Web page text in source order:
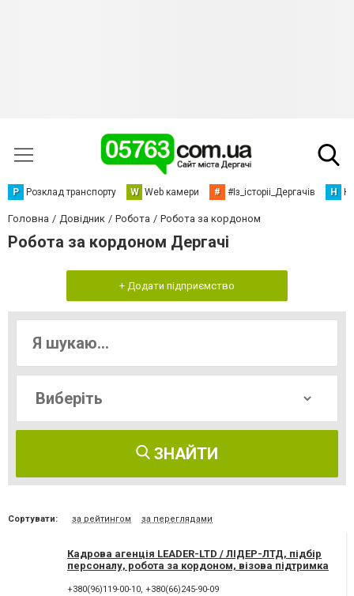
Р Розклад транспорту W Web камери # #Із_історіі_Дергачів Н
Головна Довідник Робота Робота за кордоном
Робота за кордоном Дергачі
+ Додати підприємство
ЗНАЙТИ
Сортувати: за рейтингом за переглядами
Кадрова агенція LEADER-LTD / ЛІДЕР-ЛТД, підбір
персоналу, робота за кордоном, візова підтримка
+380(96)119-00-10, +380(66)245-90-09